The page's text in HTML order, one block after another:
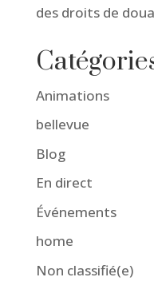
des droits de
Animations
bellevue
Blog
En direct
Événements
home
Non classifié(e)